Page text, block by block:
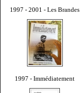
1997 - 2001 - Les Brandes
1997 - Immédiatement